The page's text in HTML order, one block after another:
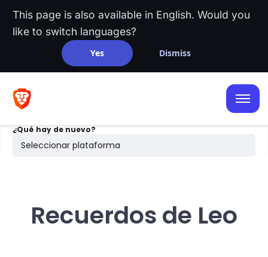
This page is also available in English. Would you
like to switch languages?
Yes Dismiss
¿Qué hay de nuevo?
Seleccionar plataforma
iOS
Android
Escritorio
Búsqueda
Recuerdos de Leo